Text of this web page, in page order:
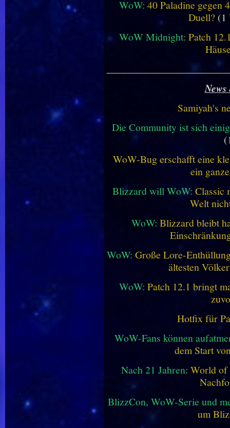
WoW: 40 Paladine gegen
Duell? (1
WoW Midnight: Patch
Samiyah's
Die Community ist sich
WoW-Bug erschafft eine
ein
Blizzard will WoW: Classic
Welt
WoW: Blizzard bleibt
WoW: Große Lore-
ältesten
WoW: Patch 12.1 bringt
Hotfix für
WoW-Fans können
dem Start
Nach 21 Jahren: World of
BlizzCon, WoW-Serie und
um